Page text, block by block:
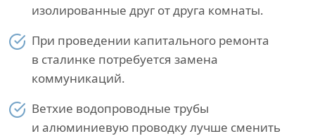
изолированные друг от друга комнаты.
При проведении капитального ремонта
в сталинке потребуется замена
коммуникаций.
Ветхие водопроводные трубы
и алюминиевую проводку лучше сменить